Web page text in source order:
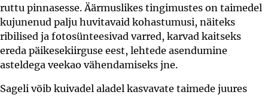
ruttu pinnasesse. Äärmuslikes tingimustes on taimedel
kujunenud palju huvitavaid kohastumusi, näiteks
ribilised ja fotosünteesivad varred, karvad kaitseks
ereda päikesekiirguse eest, lehtede asendumine
asteldega veekao vähendamiseks jne.
Sageli võib kuivadel aladel kasvavate taimede juures